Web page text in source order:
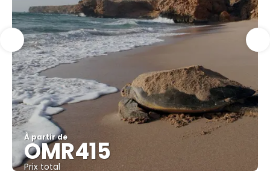
À partir de
OMR415
Prix ​​total